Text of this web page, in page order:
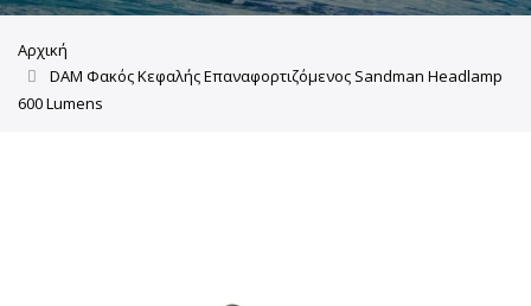
Αρχική
DAM Φακός Κεφαλής Επαναφορτιζόμενος Sandman Headlamp
600 Lumens